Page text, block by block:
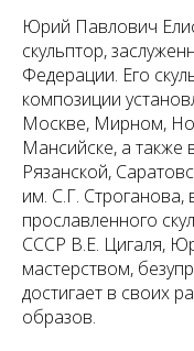
Юрий Павлович
скульптор,
Федерации. Его
композиции
Москве, Мирном,
Мансийске, а также
Рязанской,
им. С.Г. Строганова,
прославленного
СССР В.Е. Цигаля,
мастерством,
достигает в своих
образов.